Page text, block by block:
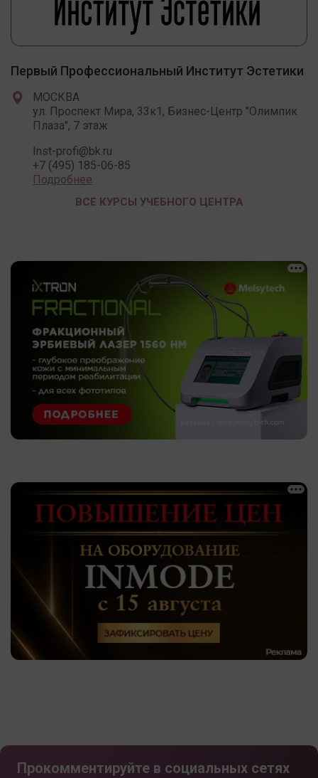
Первый Профессиональный Институт Эстетики
МОСКВА
ул. Проспект Мира, 33к1, Бизнес-Центр "Олимпик
Плаза", 7 этаж
Inst-profi@bk.ru
+7 (495) 185-06-85
Подробнее
ВСЕ КУРСЫ УЧЕБНОГО ЦЕНТРА
Прокомментируйте в социальных сетях